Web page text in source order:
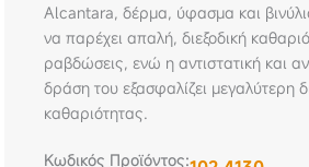
Alcantara, δέρμα, ύφασμα και
να παρέχει απαλή, διεξοδική
ραβδώσεις, ενώ η αντιστατική και
δράση του εξασφαλίζει μεγαλύτερη
καθαριότητας.
Κωδικός Προϊόντος: